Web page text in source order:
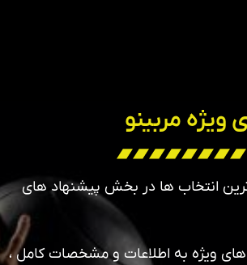
ویژه مربینو
انتخاب ها در بخش پیشنهاد های
ویژه به اطلاعات و مشخصات کامل ،